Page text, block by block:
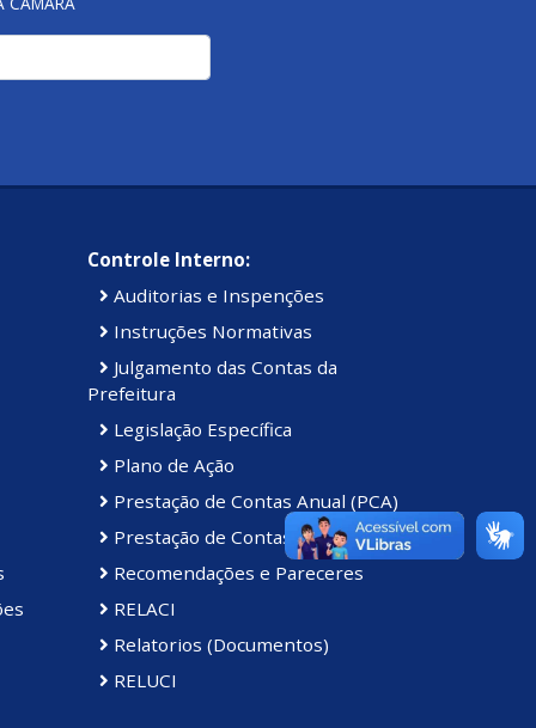
Controle Interno:
Auditorias e Inspenções
Instruções Normativas
Julgamento das Contas da
Prefeitura
Legislação Específica
Plano de Ação
Prestação de Contas Anual (PCA)
Prestação de Contas da Câmara
Recomendações e Pareceres
RELACI
Relatorios (Documentos)
RELUCI